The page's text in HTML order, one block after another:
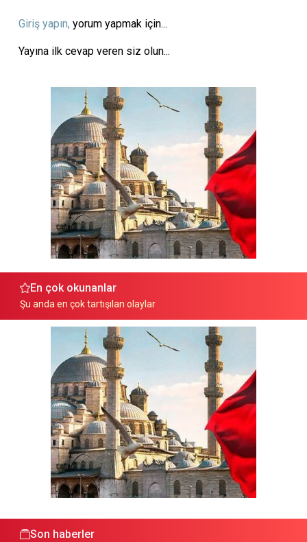
Giriş yapın, yorum yapmak için...
Yayına ilk cevap veren siz olun...
En çok okunanlar
Şu anda en çok tartışılan olaylar
Son haberler